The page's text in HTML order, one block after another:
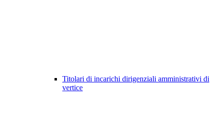
Titolari di incarichi dirigenziali amministrativi di
vertice